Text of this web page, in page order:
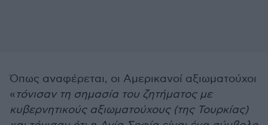
Όπως αναφέρεται, οι Αμερικανοί αξιωματούχοι
« τόνισαν τη σημασία του ζητήματος με
κυβερνητικούς αξιωματούχους (της Τουρκίας)